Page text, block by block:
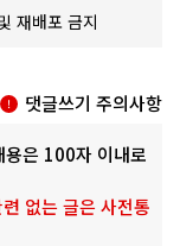
재배포 금지
댓글쓰기 주의사항
용은 100자 이내로
없는 글은 사전통